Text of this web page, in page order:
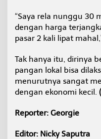
“Saya rela nunggu 30
dengan harga
pasar 2 kali lipat
Tak hanya itu, dirinya
pangan lokal bisa
menurutnya sangat
dengan ekonomi kecil.
Reporter: Georgie
Editor: Nicky Saputra